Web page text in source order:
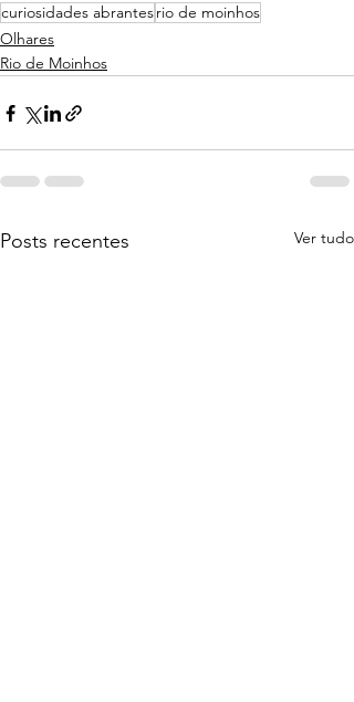
curiosidades abrantesrio de moinhos
Olhares
Rio de Moinhos
Posts recentes Ver tudo